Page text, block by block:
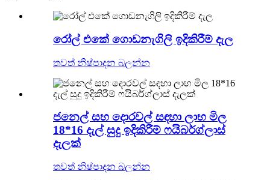
රෝල් එකේ ගොඩනැගිලි ඉදිකිරීම් දැල
තවත් නිෂ්පාදන බලන්න
ජනෙල් සහ දොරවල් සඳහා ලාභ මිල
18*16 දැල් සුදු ඉදිකිරීම් ෆයිබර්ග්ලාස්
දැලක්
තවත් නිෂ්පාදන බලන්න